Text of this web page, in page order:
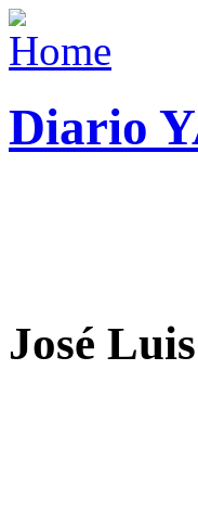
Diario
José